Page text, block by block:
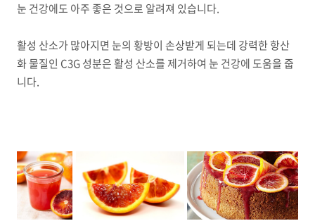
눈 건강에도 아주 좋은 것으로 알려져 있습니다.
활성 산소가 많아지면 눈의 황방이 손상받게 되는데 강력한 항산
화 물질인 C3G 성분은 활성 산소를 제거하여 눈 건강에 도움을 줍
니다.